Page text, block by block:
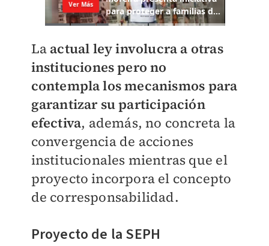
La actual ley involucra a otras
instituciones pero no
contempla los mecanismos para
garantizar su participación
efectiva, además, no concreta la
convergencia de acciones
institucionales mientras que el
proyecto incorpora el concepto
de corresponsabilidad.
Proyecto de la SEPH